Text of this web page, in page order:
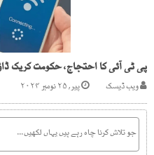
پی ٹی آئی کا احتجاج، حکومت کریک
ویب ڈیسک پیر, ۲۵ نومبر ۲۰۲۴